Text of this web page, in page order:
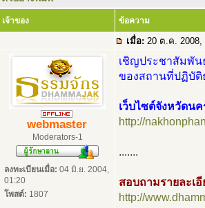
เจ้าของ ข้อความ
เมื่อ: 20 ต.ค. 2008,
webmaster
Moderators-1
ลงทะเบียนเมื่อ: 04 มิ.ย. 2004,
01:20
โพสต์: 1807
เชิญประชาสัมพัน
ของสถานที่ปฏิบัติ
เว็บไซต์จังหวัดน
http://
.......
สอบถามรายละเ
http://